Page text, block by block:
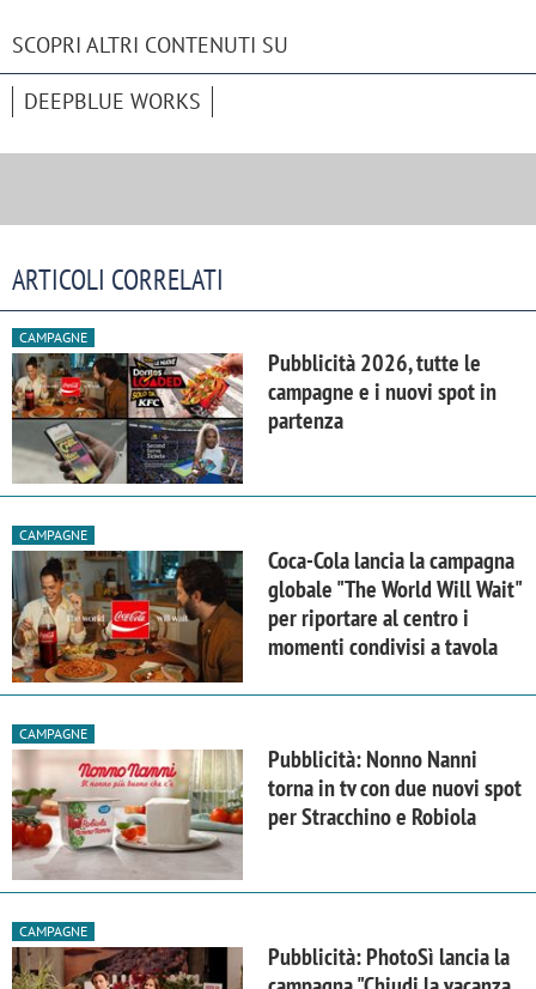
SCOPRI ALTRI CONTENUTI SU
DEEPBLUE WORKS
ARTICOLI CORRELATI
CAMPAGNE
Pubblicità 2026, tutte le
campagne e i nuovi spot in
partenza
CAMPAGNE
Coca-Cola lancia la campagna
globale "The World Will Wait"
per riportare al centro i
momenti condivisi a tavola
CAMPAGNE
Pubblicità: Nonno Nanni
torna in tv con due nuovi spot
per Stracchino e Robiola
CAMPAGNE
Pubblicità: PhotoSì lancia la